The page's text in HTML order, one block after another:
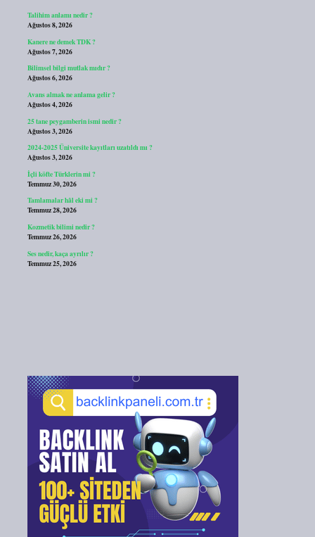
Talihim anlamı nedir ?
Ağustos 8, 2026
Kanere ne demek TDK ?
Ağustos 7, 2026
Bilimsel bilgi mutlak mıdır ?
Ağustos 6, 2026
Avans almak ne anlama gelir ?
Ağustos 4, 2026
25 tane peygamberin ismi nedir ?
Ağustos 3, 2026
2024-2025 Üniversite kayıtları uzatıldı mı ?
Ağustos 3, 2026
İçli köfte Türklerin mi ?
Temmuz 30, 2026
Tamlamalar hâl eki mi ?
Temmuz 28, 2026
Kozmetik bilimi nedir ?
Temmuz 26, 2026
Ses nedir, kaça ayrılır ?
Temmuz 25, 2026